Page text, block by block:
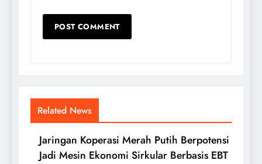
Related News
Jaringan Koperasi Merah Putih Berpotensi
Jadi Mesin Ekonomi Sirkular Berbasis EBT